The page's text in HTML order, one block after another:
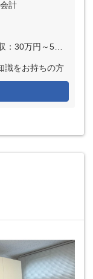
計
3270円～12万3025円）を含む ※超過分は別途全額支給"
識をお持ちの方